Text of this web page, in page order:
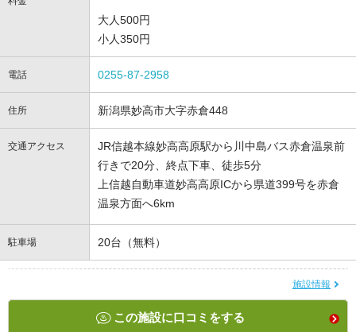
大人500円
小人350円
電話 0255-87-2958
住所 新潟県妙高市大字赤倉448
交通アクセス
JR信越本線妙高高原駅から川中島バス赤倉温泉前
行きで20分、終点下車、徒歩5分
上信越自動車道妙高高原ICから県道399号を赤倉
温泉方面へ6km
駐車場 20台（無料）
施設情報
この施設に口コミをする